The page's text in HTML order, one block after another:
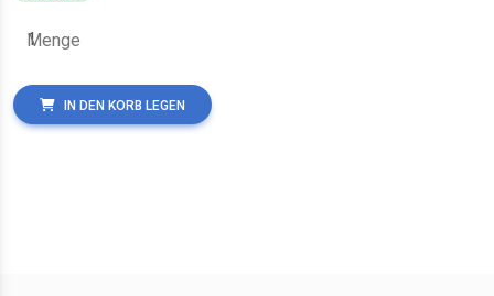
Menge
IN DEN KORB LEGEN